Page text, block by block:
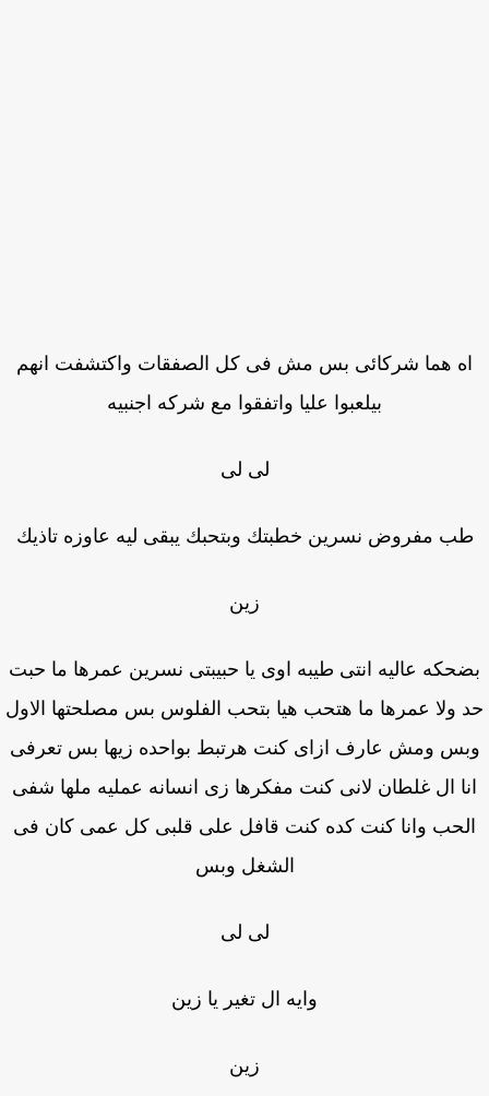
هما شركائى بس مش فى كل الصفقات واكتشفت انهم
بيلعبوا عليا واتفقوا مع شركه اجنبيه
لى لى
مفروض نسرين خطبتك وبتحبك يبقى ليه عاوزه تاذيك
زين
عاليه انتى طيبه اوى يا حبيبتى نسرين عمرها ما حبت
ولا عمرها ما هتحب هيا بتحب الفلوس بس مصلحتها الاول
ومش عارف ازاى كنت هرتبط بواحده زيها بس تعرفى
ال غلطان لانى كنت مفكرها زى انسانه عمليه ملها شفى
وانا كنت كده كنت قافل على قلبى كل عمى كان فى
الشغل وبس
لى لى
وايه ال تغير يا زين
زين